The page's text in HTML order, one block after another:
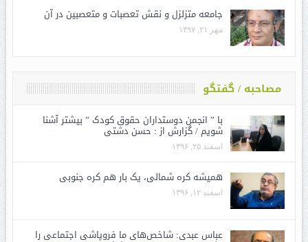
جامعه متزلزل و نقش تعصبات و متعصبین در آن
مهر ۲۱, ۱۳۹۷
مصاحبه / گفتگو
با ” انجمن دوستداران حقوق کودک ” بیشتر آشنا
شویم / گزارش از : حسن دشتی
اسفند ۲۵, ۱۳۹۶
همیشه کره شمالی، یک بار هم کره جنوبی
اسفند ۱۲, ۱۳۹۶
عباس عبدی: شاخص‌های ما فروپاشی اجتماعی را